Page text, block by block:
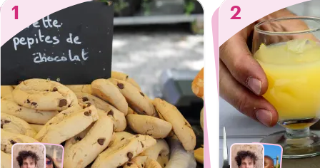
1
2